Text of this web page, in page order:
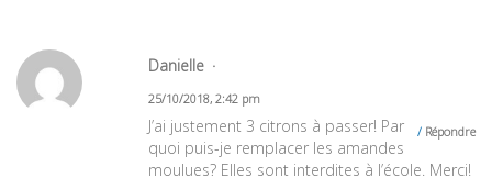
Danielle
25/10/2018, 2:42 pm
Répondre
J’ai justement 3 citrons à passer! Par
quoi puis-je remplacer les amandes
moulues? Elles sont interdites à l’école. Merci!